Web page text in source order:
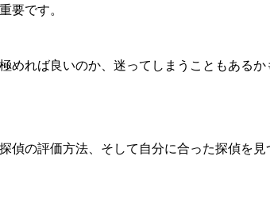
要です。
めれば良いのか、迷ってしまうこともある
偵の評価方法、そして自分に合った探偵を見